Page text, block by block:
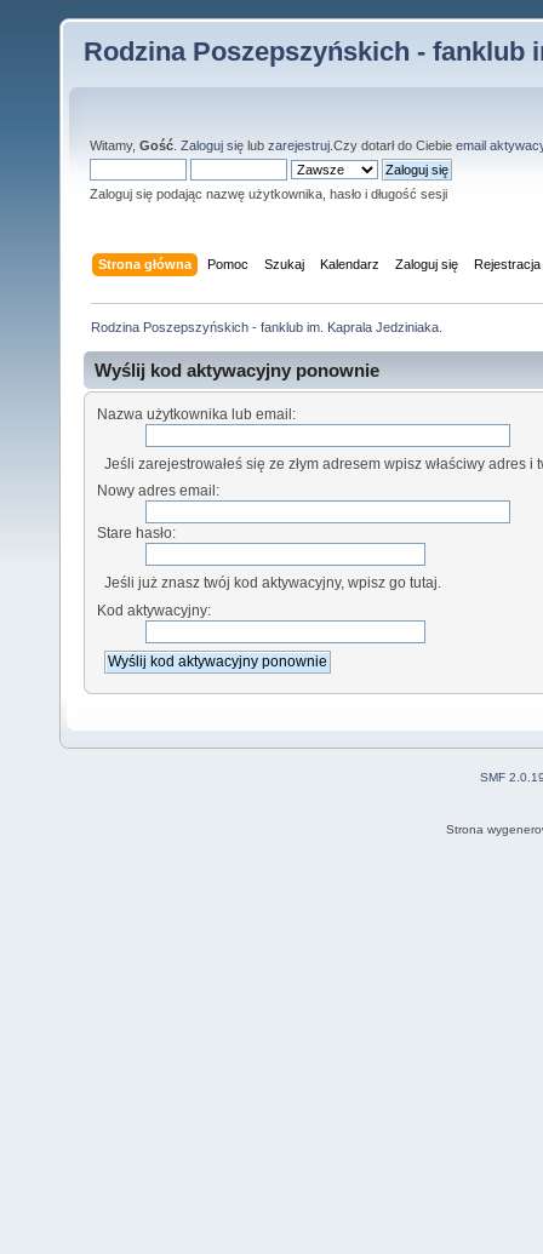
Rodzina Poszepszyńskich - fanklub
Witamy, Gość Zaloguj się lub zarejestruj .Czy dotarł do Ciebie email
Zaloguj się podając nazwę użytkownika, hasło i długość sesji
Strona główna Pomoc Szukaj Kalendarz Zaloguj się Rejestracja
Rodzina Poszepszyńskich - fanklub im. Kaprala Jedziniaka.
Wyślij kod aktywacyjny ponownie
Nazwa użytkownika lub email:
Jeśli zarejestrowałeś się ze złym adresem wpisz właściwy adres i
Nowy adres email:
Stare hasło:
Jeśli już znasz twój kod aktywacyjny, wpisz go tutaj.
Kod aktywacyjny:
SMF
Strona